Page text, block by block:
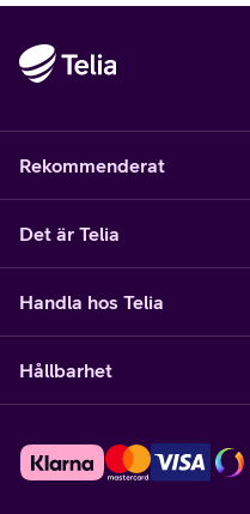
Rekommenderat
Det är Telia
Handla hos Telia
Hållbarhet